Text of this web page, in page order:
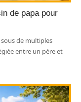
de papa pour
de multiples
entre un père et